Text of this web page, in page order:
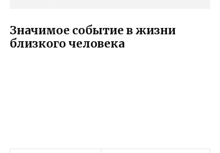
Значимое событие в жизни
близкого человека